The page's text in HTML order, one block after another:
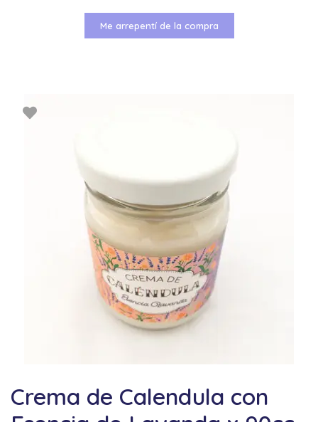
Crema de Calendula con
Me arrepentí de la compra